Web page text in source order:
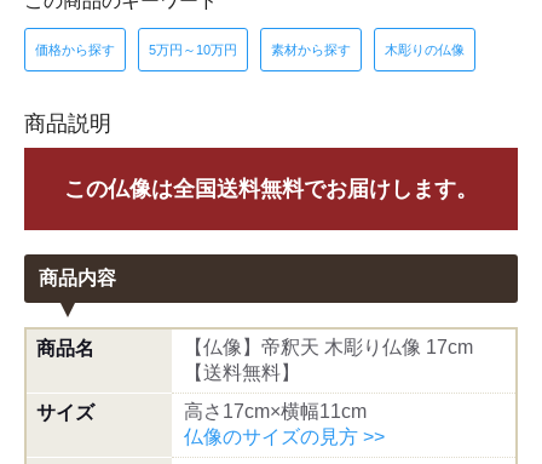
価格から探す 5万円～10万円 素材から探す 木彫りの仏像
商品説明
この仏像は全国送料無料でお届けします。
商品内容
商品名
【仏像】帝釈天 木彫り仏像 17cm
【送料無料】
サイズ
高さ17cm×横幅11cm
仏像のサイズの見方 >>